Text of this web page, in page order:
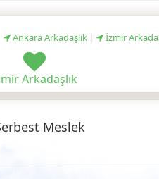
Ankara Arkadaşlık | İzmir
Arkadaşlık
Meslek